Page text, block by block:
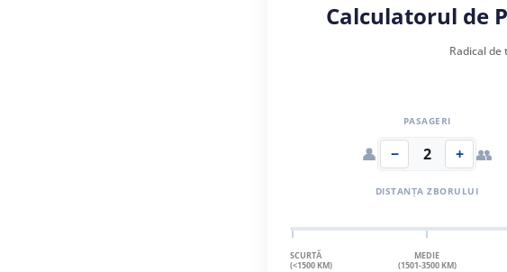
Calculatorul de
Radical
PASAGERI
👤 − 2 + 👥
DISTANȚA ZBORULUI
SCURTĂ
(<1500 KM)
MEDIE
(1501-3500 KM)